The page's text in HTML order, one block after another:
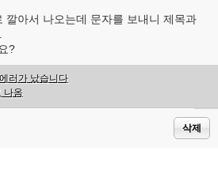
깔아서 나오는데 문자를 보내니 제목과
?
러가 났습니다
나옴
삭제